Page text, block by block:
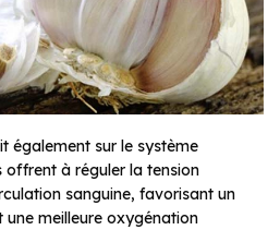
également sur le système
offrent à réguler la tension
sanguine, favorisant un
meilleure oxygénation